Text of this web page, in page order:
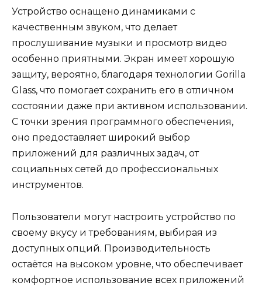
Устройство оснащено динамиками с
качественным звуком, что делает
прослушивание музыки и просмотр видео
особенно приятными. Экран имеет хорошую
защиту, вероятно, благодаря технологии Gorilla
Glass, что помогает сохранить его в отличном
состоянии даже при активном использовании.
С точки зрения программного обеспечения,
оно предоставляет широкий выбор
приложений для различных задач, от
социальных сетей до профессиональных
инструментов.
Пользователи могут настроить устройство по
своему вкусу и требованиям, выбирая из
доступных опций. Производительность
остаётся на высоком уровне, что обеспечивает
комфортное использование всех приложений